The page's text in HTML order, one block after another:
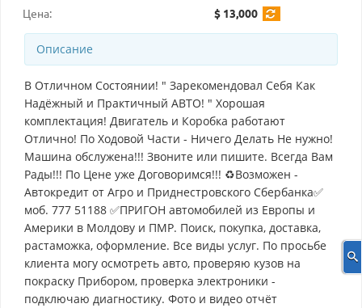
Цена: $ 13,000
Описание
В Отличном Состоянии! " Зарекомендовал Себя Как
Надёжный и Практичный АВТО! " Хорошая
комплектация! Двигатель и Коробка работают
Отлично! По Ходовой Части - Ничего Делать Не нужно!
Машина обслужена!!! Звоните или пишите. Всегда Вам
Рады!!! По Цене уже Договоримся!!! ♻Возможен -
Автокредит от Агро и Приднестровского Сбербанка✅
моб. 777 51188 ✅ПРИГОН автомобилей из Европы и
Америки в Молдову и ПМР. Поиск, покупка, доставка,
растаможка, оформление. Все виды услуг. По просьбе
клиента могу осмотреть авто, проверяю кузов на
покраску Прибором, проверка электроники -
подключаю диагностику. Фото и видео отчёт